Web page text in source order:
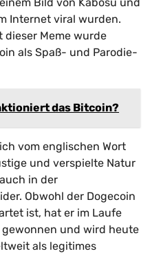
Internet viral wurden.
Meme wurde
als Spaß- und Parodie-
das Bitcoin?
vom englischen Wort
und verspielte Natur
in der
Obwohl der Dogecoin
ist, hat er im Laufe
und wird heute
als legitimes